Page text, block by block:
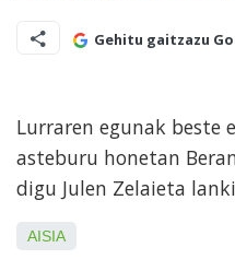
Gehitu gaitzazu
Lurraren egunak beste
asteburu honetan
digu Julen Zelaieta
AISIA